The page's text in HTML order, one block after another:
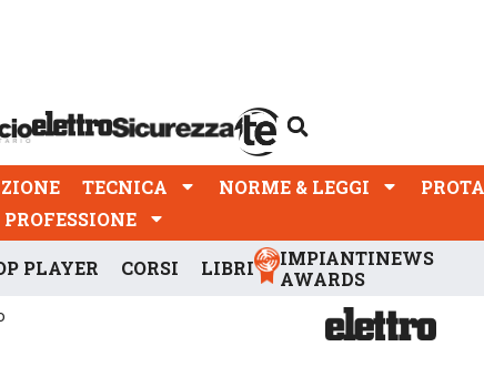
TECNICA NORME & LEGGI
PROFESSIONE
PLAYER CORSI LIBRI
IMPIANTINEWS
AWARDS